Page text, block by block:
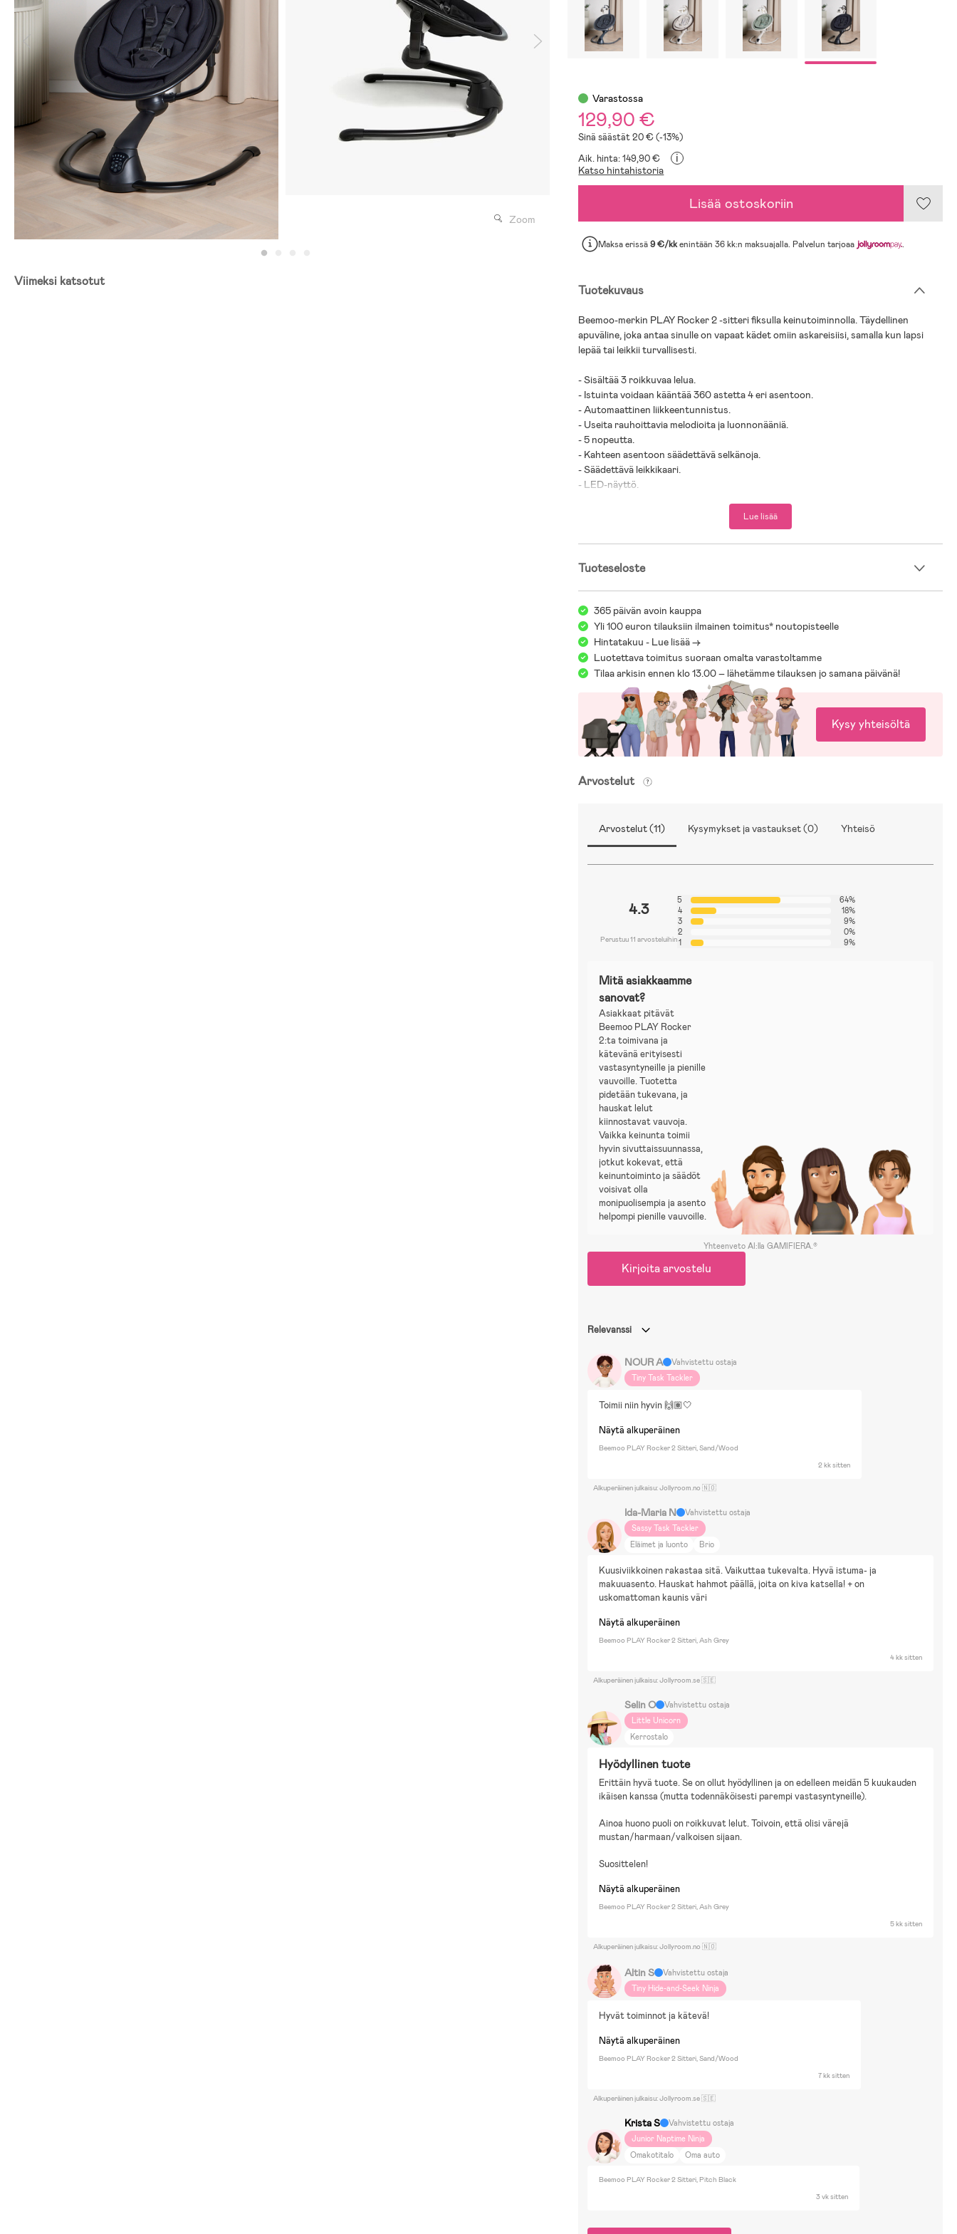
Zoom
Viimeksi katsotut
Varastossa
129,90 €
Sinä säästät 20 € (-13%)
Aik. hinta: 149,90 €
i
Katso hintahistoria
Lisää ostoskoriin
Maksa erissä9 €/kkenintään 36 kk:n maksuajalla. Palvelun tarjoaa .
Tuotekuvaus
Beemoo-merkin PLAY Rocker 2 -sitteri fiksulla keinutoiminnolla. Täydellinen
apuväline, joka antaa sinulle on vapaat kädet omiin askareisiisi, samalla kun lapsi
lepää tai leikkii turvallisesti.
- Sisältää 3 roikkuvaa lelua.
- Istuinta voidaan kääntää 360 astetta 4 eri asentoon.
- Automaattinen liikkeentunnistus.
- Useita rauhoittavia melodioita ja luonnonääniä.
- 5 nopeutta.
- Kahteen asentoon säädettävä selkänoja.
- Säädettävä leikkikaari.
- LED-näyttö.
- Ajastintoiminto – aseta sammumaan 15, 30 tai 60 minuutin kuluessa.
- Mukana kaukosäädin keinutuksen ja musiikkitoimintojen säätämiseen.
- Huomautus: Irrota virtajohto pistorasiasta, kun käytät paristoja.
- Huomautus: Älä käytä, kun lapsi pystyy istumaan itse tai painaa yli 9 kg.
- Huom! Älä koskaan nosta lastenistuinta leikkikaaresta.
- Ikäsuositus: 0 kk +.
- Paristot eivät sisälly tuotteeseen.
Lue lisää
Tuoteseloste
365 päivän avoin kauppa
Yli 100 euron tilauksiin ilmainen toimitus* noutopisteelle
Hintatakuu - Lue lisää ->
Luotettava toimitus suoraan omalta varastoltamme
Tilaa arkisin ennen klo 13.00 – lähetämme tilauksen jo samana päivänä!
Kysy yhteisöltä
Arvostelut
Arvostelut (11) Kysymykset ja vastaukset (0) Yhteisö
4.3
Perustuu 11 arvosteluihin
5
64%
4
18%
3
9%
2
0%
1
9%
Mitä asiakkaamme
sanovat?
Asiakkaat pitävät
Beemoo PLAY Rocker
2:ta toimivana ja
kätevänä erityisesti
vastasyntyneille ja pienille
vauvoille. Tuotetta
pidetään tukevana, ja
hauskat lelut
kiinnostavat vauvoja.
Vaikka keinunta toimii
hyvin sivuttaissuunnassa,
jotkut kokevat, että
keinuntoiminto ja säädöt
voisivat olla
monipuolisempia ja asento
helpompi pienille vauvoille.
Yhteenveto AI:lla GAMIFIERA.®
Kirjoita arvostelu
Relevanssi
NOUR A
Vahvistettu ostaja
Tiny Task Tackler
Toimii niin hyvin 🙌🏽🤍
Näytä alkuperäinen
Beemoo PLAY Rocker 2 Sitteri, Sand/Wood
2 kk sitten
Alkuperäinen julkaisu: Jollyroom.no 🇳🇴
Ida-Maria N
Vahvistettu ostaja
Sassy Task Tackler
Eläimet ja luonto
Brio
Kuusiviikkoinen rakastaa sitä. Vaikuttaa tukevalta. Hyvä istuma- ja
makuuasento. Hauskat hahmot päällä, joita on kiva katsella! + on
uskomattoman kaunis väri
Näytä alkuperäinen
Beemoo PLAY Rocker 2 Sitteri, Ash Grey
4 kk sitten
Alkuperäinen julkaisu: Jollyroom.se 🇸🇪
Selin O
Vahvistettu ostaja
Little Unicorn
Kerrostalo
Hyödyllinen tuote
Erittäin hyvä tuote. Se on ollut hyödyllinen ja on edelleen meidän 5 kuukauden
ikäisen kanssa (mutta todennäköisesti parempi vastasyntyneille).
Ainoa huono puoli on roikkuvat lelut. Toivoin, että olisi värejä
mustan/harmaan/valkoisen sijaan.
Suosittelen!
Näytä alkuperäinen
Beemoo PLAY Rocker 2 Sitteri, Ash Grey
5 kk sitten
Alkuperäinen julkaisu: Jollyroom.no 🇳🇴
Altin S
Vahvistettu ostaja
Tiny Hide-and-Seek Ninja
Hyvät toiminnot ja kätevä!
Näytä alkuperäinen
Beemoo PLAY Rocker 2 Sitteri, Sand/Wood
7 kk sitten
Alkuperäinen julkaisu: Jollyroom.se 🇸🇪
Krista S
Vahvistettu ostaja
Junior Naptime Ninja
Omakotitalo
Oma auto
Beemoo PLAY Rocker 2 Sitteri, Pitch Black
3 vk sitten